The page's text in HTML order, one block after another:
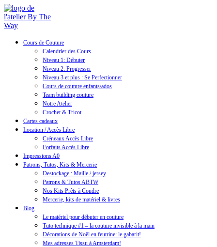
Cours de Couture
Calendrier des Cours
Niveau 1: Débuter
Niveau 2: Progresser
Niveau 3 et plus : Se Perfectionner
Cours de couture enfants/ados
Team building couture
Notre Atelier
Crochet & Tricot
Cartes cadeaux
Location / Accès Libre
Créneaux Accès Libre
Forfaits Accès Libre
Impressions A0
Patrons, Tutos, Kits & Mercerie
Destockage : Maille / jersey
Patrons & Tutos ABTW
Nos Kits Prêts à Coudre
Mercerie, kits de matériel & livres
Blog
Le matériel pour débuter en couture
Tuto technique #1 – la couture invisible à la main
Décorations de Noël en feutrine: le gabarit!
Mes adresses Tissu à Amsterdam!